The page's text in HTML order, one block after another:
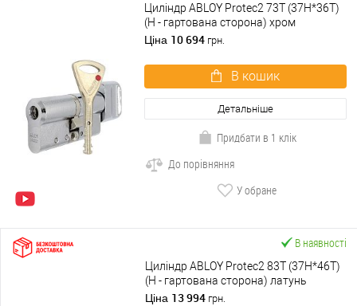
Циліндр ABLOY Protec2 73T (37H*36T)
(H - гартована сторона) хром
полірований
Ціна 10 694 грн.
В кошик
Детальніше
Придбати в 1 клік
До порівняння
У обране
В наявності
Циліндр ABLOY Protec2 83T (37H*46T)
(H - гартована сторона) латунь
полірована
Ціна 13 994 грн.